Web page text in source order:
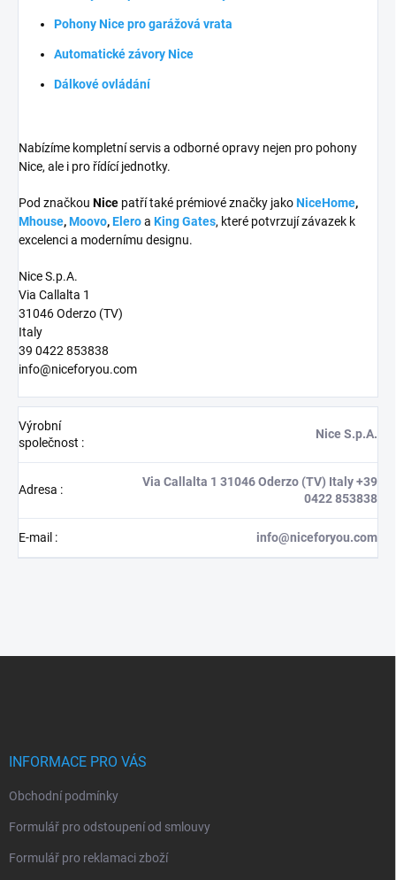
Pohony Nice pro garážová vrata
Automatické závory Nice
Dálkové ovládání
Nabízíme kompletní servis a odborné opravy nejen pro pohony
Nice, ale i pro řídící jednotky.
Pod značkou Nice patří také prémiové značky jakoNiceHome,
Mhouse,Moovo,Eleroa King Gates, které potvrzují závazek k
excelenci a modernímu designu.
Nice S.p.A.
Via Callalta 1
31046 Oderzo (TV)
Italy
39 0422 853838
info@niceforyou.com
Výrobní
společnost :
Nice S.p.A.
Adresa :
Via Callalta 1 31046 Oderzo (TV) Italy +39
0422 853838
E-mail : info@niceforyou.com
INFORMACE PRO VÁS
Obchodní podmínky
Formulář pro odstoupení od smlouvy
Formulář pro reklamaci zboží